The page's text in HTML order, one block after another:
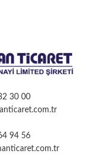
30 00
94 56